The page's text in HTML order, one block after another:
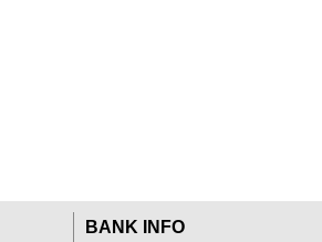
BANK INFO